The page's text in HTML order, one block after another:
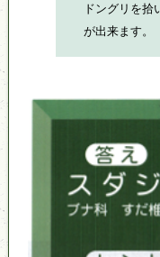
ドングリを拾
が出来ます。